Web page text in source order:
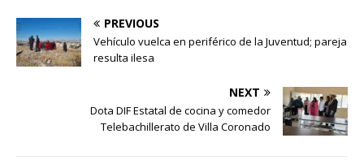
PREVIOUS
Vehículo vuelca en periférico de la Juventud; pareja
resulta ilesa
NEXT
Dota DIF Estatal de cocina y comedor
Telebachillerato de Villa Coronado